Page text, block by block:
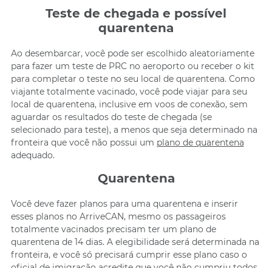
Teste de chegada e possível
quarentena
Ao desembarcar, você pode ser escolhido aleatoriamente
para fazer um teste de PRC no aeroporto ou receber o kit
para completar o teste no seu local de quarentena. Como
viajante totalmente vacinado, você pode viajar para seu
local de quarentena, inclusive em voos de conexão, sem
aguardar os resultados do teste de chegada (se
selecionado para teste), a menos que seja determinado na
fronteira que você não possui um plano de quarentena
adequado.
Quarentena
Você deve fazer planos para uma quarentena e inserir
esses planos no ArriveCAN, mesmo os passageiros
totalmente vacinados precisam ter um plano de
quarentena de 14 dias. A elegibilidade será determinada na
fronteira, e você só precisará cumprir esse plano caso o